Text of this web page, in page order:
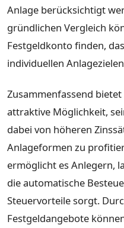
Anlage berücksichtigt
gründlichen Vergleich
Festgeldkonto finden,
individuellen
Zusammenfassend
attraktive Möglichkeit,
dabei von höheren
Anlageformen zu
ermöglicht es Anlegern,
die automatische
Steuervorteile sorgt.
Festgeldangebote